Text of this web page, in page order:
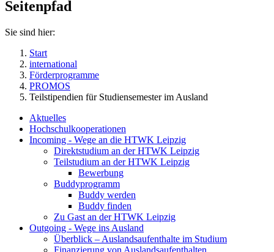
Seitenpfad
Sie sind hier:
Start
international
Förderprogramme
PROMOS
Teilstipendien für Studiensemester im Ausland
Aktuelles
Hochschulkooperationen
Incoming - Wege an die HTWK Leipzig
Direktstudium an der HTWK Leipzig
Teilstudium an der HTWK Leipzig
Bewerbung
Buddyprogramm
Buddy werden
Buddy finden
Zu Gast an der HTWK Leipzig
Outgoing - Wege ins Ausland
Überblick – Auslandsaufenthalte im Studium
Finanzierung von Auslandsaufenthalten